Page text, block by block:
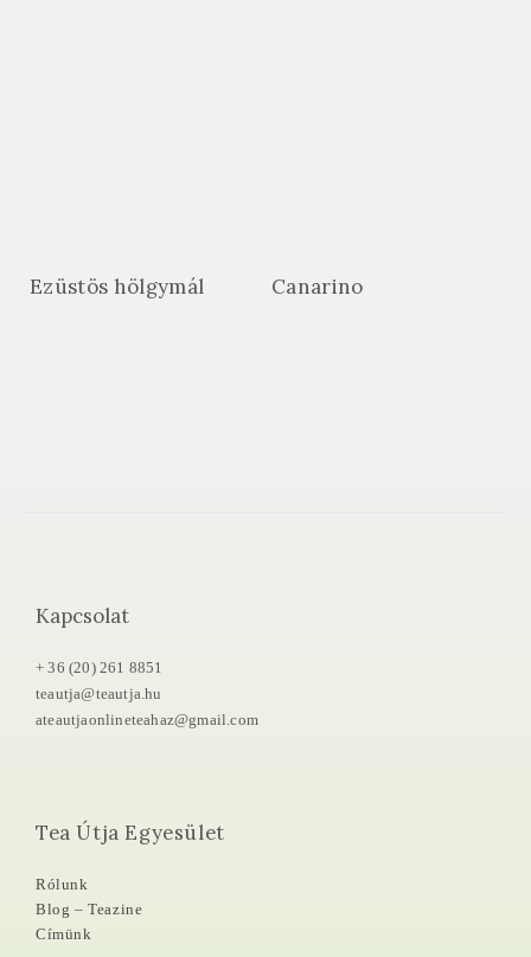
Ezüstös hölgymál Canarino
Kapcsolat
+ 36 (20) 261 8851
teautja@teautja.hu
ateautjaonlineteahaz@gmail.com
Tea Útja Egyesület
Rólunk
Blog – Teazine
Címünk